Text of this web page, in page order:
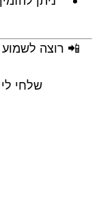
📲 רוצה לשמוע
שלחי